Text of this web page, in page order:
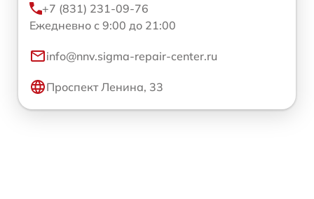
+7 (831) 231-09-76
Ежедневно с 9:00 до 21:00
info@nnv.sigma-repair-center.ru
Проспект Ленина, 33